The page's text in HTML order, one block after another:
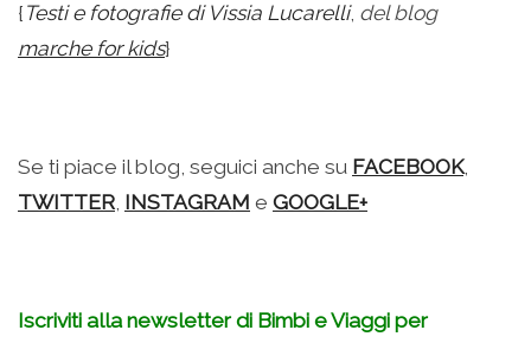
{ Testi e fotografie di Vissia Lucarelli, del blog
marche for kids}
Se ti piace il blog, seguici anche su FACEBOOK,
TWITTER, INSTAGRAM e GOOGLE+
Iscriviti alla newsletter di Bimbi e Viaggi per